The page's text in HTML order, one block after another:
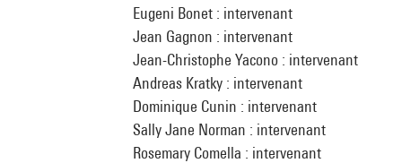
Eugeni Bonet : intervenant
Jean Gagnon : intervenant
Jean-Christophe Yacono : intervenant
Andreas Kratky : intervenant
Dominique Cunin : intervenant
Sally Jane Norman : intervenant
Rosemary Comella : intervenant